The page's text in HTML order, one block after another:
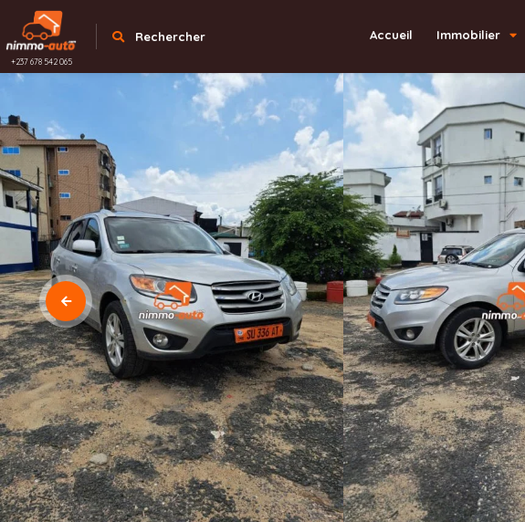
+237 678 542 065
Rechercher Accueil Immobilier